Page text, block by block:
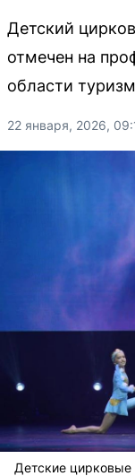
Детский
отмечен на
области
22 января, 2026,
Детские цирковые